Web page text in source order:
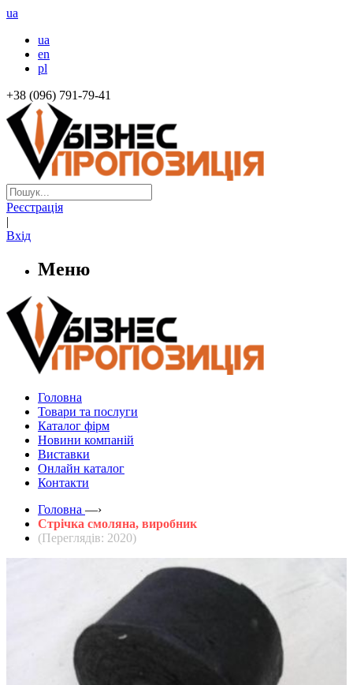
ua
ua
en
pl
+38 (096) 791-79-41
Реєстрація
|
Вхід
Меню
Головна
Товари та послуги
Каталог фірм
Новини компаній
Виставки
Онлайн каталог
Контакти
Головна —›
Стрічка смоляна, виробник
(Переглядів: 2020)